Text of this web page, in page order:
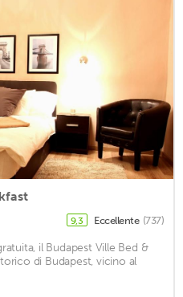
9,3 Eccellente (737)
il Budapest Ville Bed &
di Budapest, vicino al